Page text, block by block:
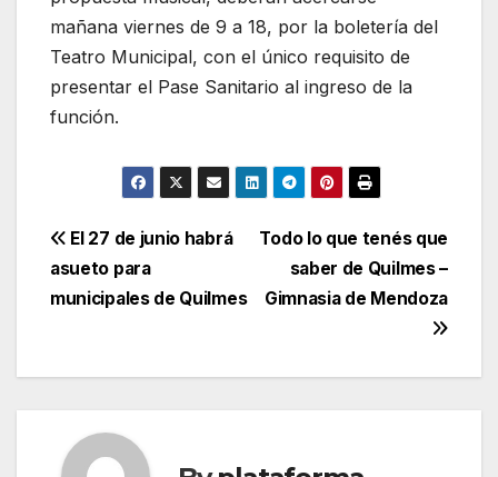
mañana viernes de 9 a 18, por la boletería del
Teatro Municipal, con el único requisito de
presentar el Pase Sanitario al ingreso de la
función.
Todo lo que tenés que
saber de Quilmes –
Gimnasia de Mendoza
El 27 de junio habrá
asueto para
municipales de Quilmes